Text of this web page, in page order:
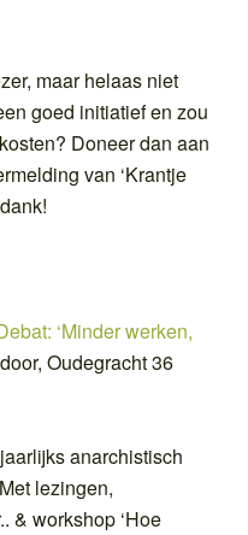
maar helaas niet
goed initiatief en zou
Doneer dan aan
van ‘Krantje
‘Minder werken,
Oudegracht 36
anarchistisch
lezingen,
& workshop ‘Hoe